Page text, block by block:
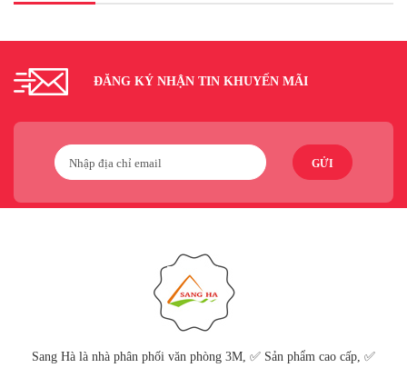
ĐĂNG KÝ NHẬN TIN KHUYẾN MÃI
GỬI
Sang Hà là nhà phân phối văn phòng 3M, ✅ Sản phẩm cao cấp, ✅